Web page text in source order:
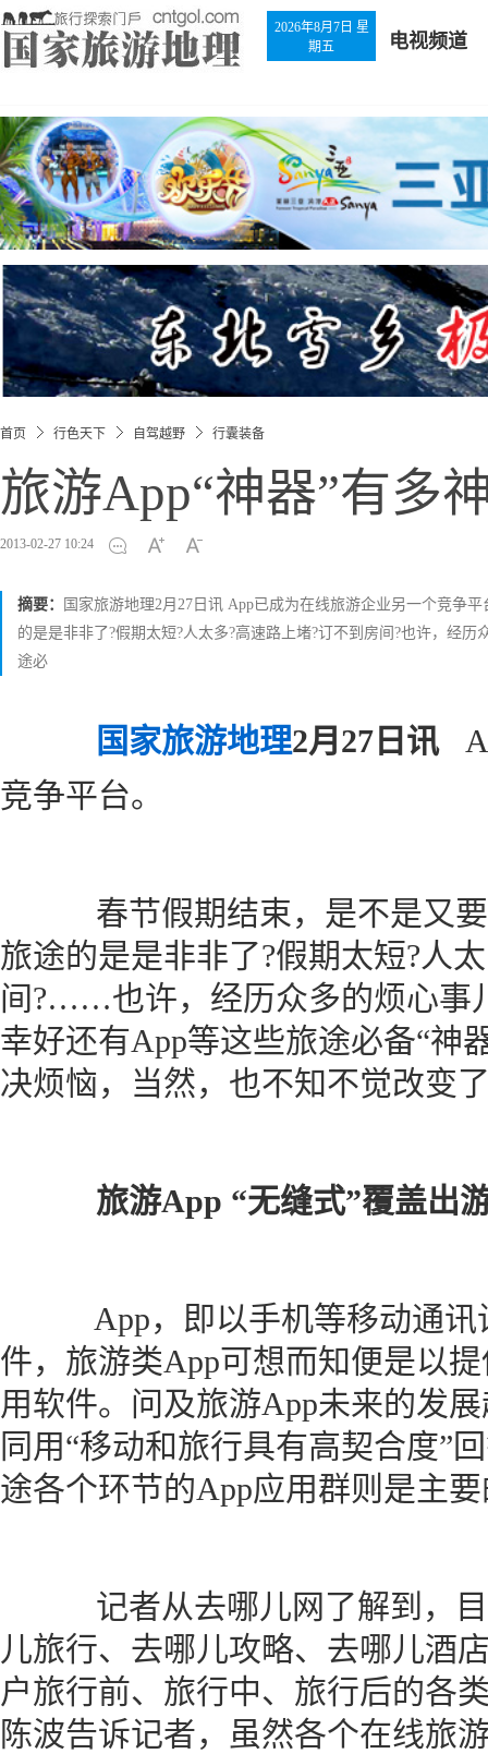
2026年8月7日 星
期五
电视频道
首页 行色天下 自驾越野 行囊装备
旅游App“神器”有多
2013-02-27 10:24
摘要：
国家旅游地理2月27日讯 App已成为在线旅游企业另一个竞争
的是是非非了?假期太短?人太多?高速路上堵?订不到房间?也许，经
途必
国家旅游地理2月27日讯
竞争平台。
春节假期结束，是不是又要
旅途的是是非非了?假期太短?人
间?……也许，经历众多的烦心事
幸好还有App等这些旅途必备“神
决烦恼，当然，也不知不觉改变
旅游App “无缝式”覆盖出
App，即以手机等移动通讯
件，旅游类App可想而知便是以
用软件。问及旅游App未来的发
同用“移动和旅行具有高契合度”
途各个环节的App应用群则是主
记者从去哪儿网了解到，目
儿旅行、去哪儿攻略、去哪儿酒
户旅行前、旅行中、旅行后的各
陈波告诉记者，虽然各个在线旅